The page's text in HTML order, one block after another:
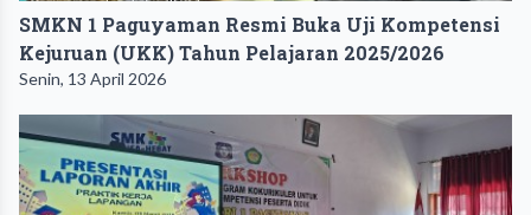
SMKN 1 Paguyaman Resmi Buka Uji Kompetensi
Kejuruan (UKK) Tahun Pelajaran 2025/2026
Senin, 13 April 2026